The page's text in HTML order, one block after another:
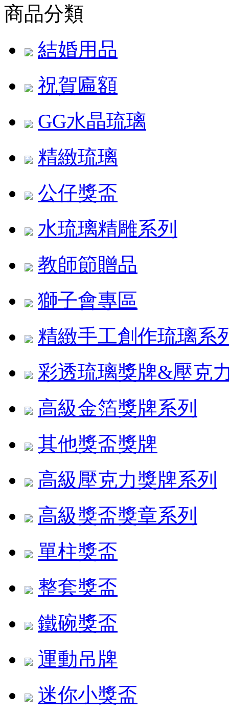
商品分類
結婚用品
祝賀匾額
GG水晶琉璃
精緻琉璃
公仔獎盃
水琉璃精雕系列
教師節贈品
獅子會專區
精緻手工創作琉璃系
彩透琉璃獎牌&壓克
高級金箔獎牌系列
其他獎盃獎牌
高級壓克力獎牌系列
高級獎盃獎章系列
單柱獎盃
整套獎盃
鐵碗獎盃
運動吊牌
迷你小獎盃